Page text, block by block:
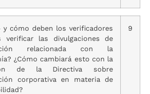
y cómo deben los verificadores
verificar las divulgaciones de
relacionada con la
¿Cómo cambiará esto con la
de la Directiva sobre
corporativa en materia de
9